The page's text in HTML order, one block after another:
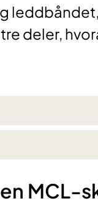
deler,
MCL-